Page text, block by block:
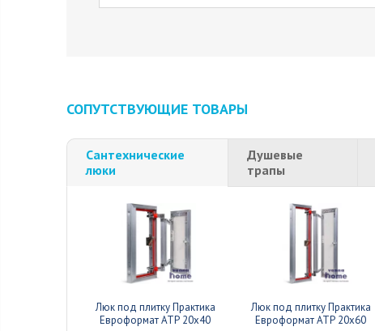
СОПУТСТВУЮЩИЕ ТОВАРЫ
Сантехнические
люки
Душевые
трапы
Люк под плитку Практика
Евроформат АТР 20x40
Люк под плитку Практика
Евроформат АТР 20x60